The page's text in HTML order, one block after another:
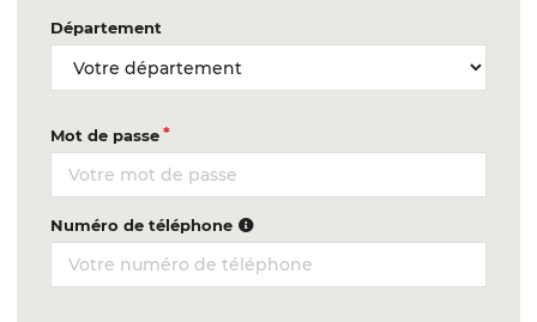
Département
Mot de passe
Numéro de téléphone